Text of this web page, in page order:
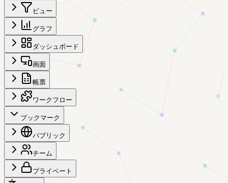
ビュー
グラフ
ダッシュボード
画面
帳票
ワークフロー
ブックマーク
パブリック
チーム
プライベート